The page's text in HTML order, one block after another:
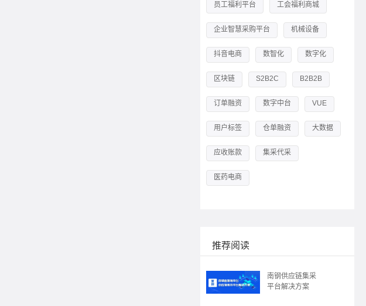
员工福利平台 工会福利商城
企业智慧采购平台 机械设备
抖音电商 数智化 数字化
区块链 S2B2C B2B2B
订单融资 数字中台 VUE
用户标签 仓单融资 大数据
应收账款 集采代采
医药电商
推荐阅读
南钢供应链集采
平台解决方案